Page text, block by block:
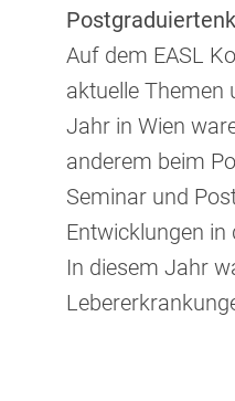
Auf dem EASL
aktuelle Themen
Jahr in Wien
anderem beim
Seminar und
Entwicklungen in
In diesem Jahr